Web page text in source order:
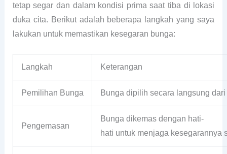
tetap segar dan dalam kondisi prima saat tiba di lokasi
duka cita. Berikut adalah beberapa langkah yang saya
lakukan untuk memastikan kesegaran bunga:
Langkah Keterangan
Pemilihan Bunga Bunga dipilih secara langsung
Pengemasan
Bunga dikemas dengan hati-
hati untuk menjaga kesegarannya